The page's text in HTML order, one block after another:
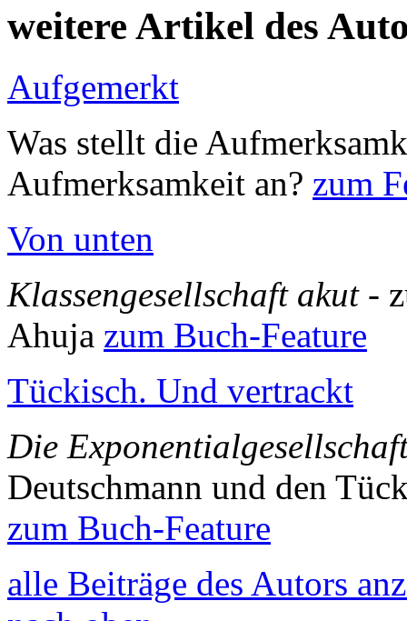
weitere Artikel des
Aufgemerkt
Was stellt die
Aufmerksamkeit an? zum
Von unten
Klassengesellschaft akut-
Ahuja zum Buch-Feature
Tückisch. Und vertrackt
Die
Deutschmann und den
zum Buch-Feature
alle Beiträge des Autors